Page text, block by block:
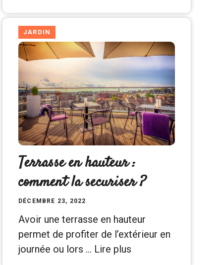
JARDIN
Terrasse en hauteur :
comment la securiser ?
DÉCEMBRE 23, 2022
Avoir une terrasse en hauteur
permet de profiter de l’extérieur en
journée ou lors … Lire plus